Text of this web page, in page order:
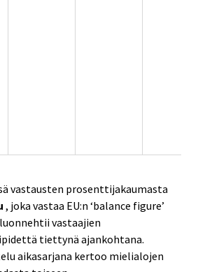
vastausten prosenttijakaumasta
, joka vastaa EU:n ‘balance figure’
vastaajien
tiettynä ajankohtana.
aikasarjana kertoo mielialojen